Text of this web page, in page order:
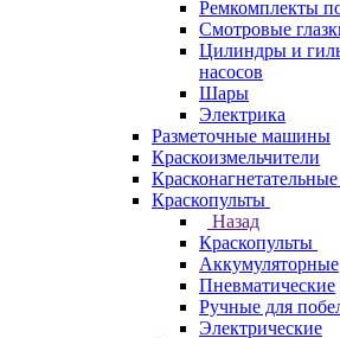
Ремкомплекты
Смотровые
Цилиндры и
насосов
Шары
Электрика
Разметочные машины
Краскоизмельчители
Краскопульты
Назад
Краскопульты
Аккумуляторные
Пневматические
Ручные для
Электрические